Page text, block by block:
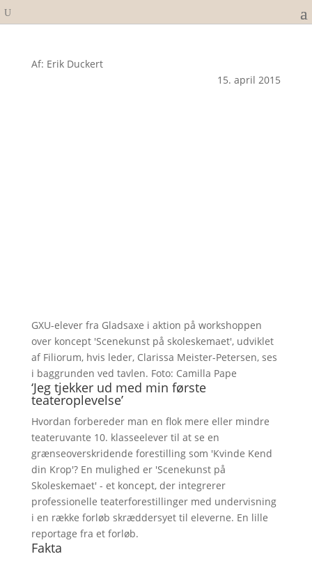
Af: Erik Duckert
15. april 2015
GXU-elever fra Gladsaxe i aktion på workshoppen
over koncept 'Scenekunst på skoleskemaet', udviklet
af Filiorum, hvis leder, Clarissa Meister-Petersen, ses
i baggrunden ved tavlen. Foto: Camilla Pape
‘Jeg tjekker ud med min første
teateroplevelse’
Hvordan forbereder man en flok mere eller mindre
teateruvante 10. klasseelever til at se en
grænseoverskridende forestilling som 'Kvinde Kend
din Krop'? En mulighed er 'Scenekunst på
Skoleskemaet' - et koncept, der integrerer
professionelle teaterforestillinger med undervisning
i en række forløb skræddersyet til eleverne. En lille
reportage fra et forløb.
Fakta